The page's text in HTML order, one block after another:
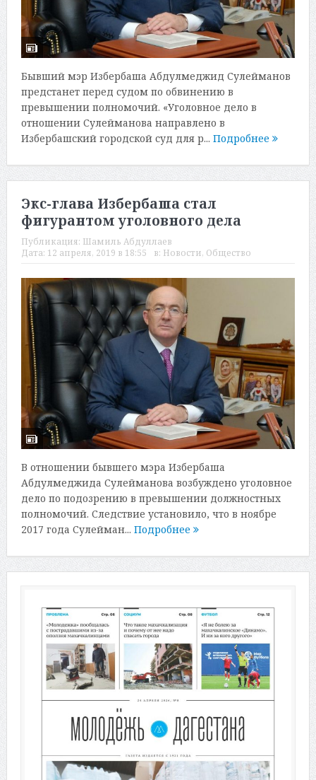
Бывший мэр Избербаша Абдулмеджид Сулейманов
предстанет перед судом по обвинению в
превышении полномочий. «Уголовное дело в
отношении Сулейманова направлено в
Избербашский городской суд для р... Подробнее
Экс-глава Избербаша стал
фигурантом уголовного дела
Публикация: Шамиль Абдуллаев
Дата: 12 апреля, 2019 в 18:55 в: Новости, Общество
В отношении бывшего мэра Избербаша
Абдулмеджида Сулейманова возбуждено уголовное
дело по подозрению в превышении должностных
полномочий. Следствие установило, что в ноябре
2017 года Сулейман... Подробнее